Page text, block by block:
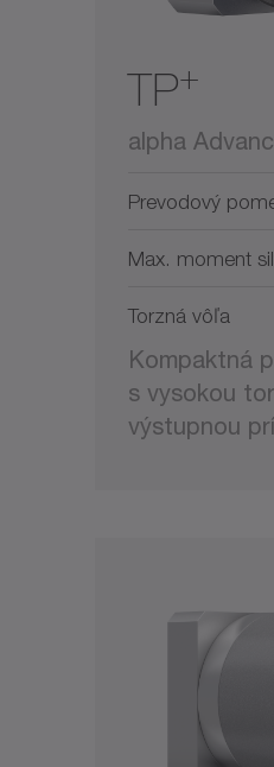
TP+
alpha
Prevodový
Max. moment
Torzná vôľa
Kompaktná
s vysokou
výstupnou